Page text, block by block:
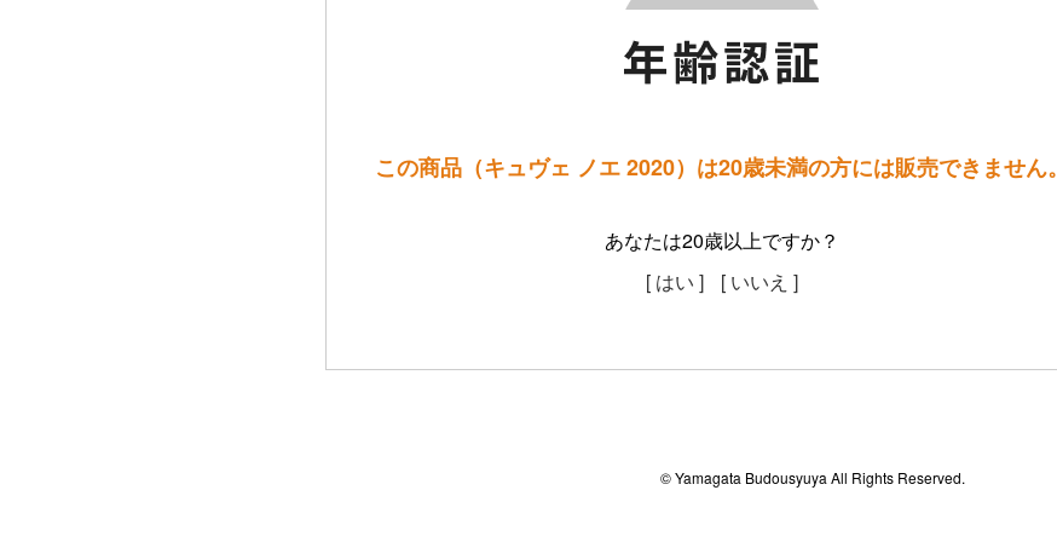
この商品（キュヴェ ノエ 2020）は20歳未満の方には販売できません。
あなたは20歳以上ですか？
[ はい ]
[ いいえ ]
© Yamagata Budousyuya All Rights Reserved.